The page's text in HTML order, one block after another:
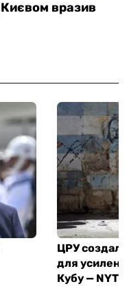
ЦРУ
для
Кубу — NYT